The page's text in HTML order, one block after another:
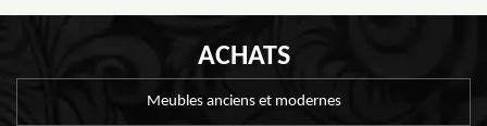
ACHATS
Meubles anciens et modernes